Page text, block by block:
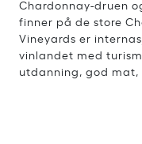
Chardonnay-druen
finner på de store
Vineyards er
vinlandet med
utdanning, god mat,